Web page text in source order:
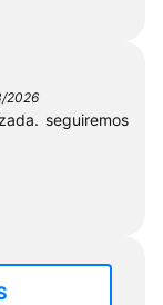
2026
seguiremos